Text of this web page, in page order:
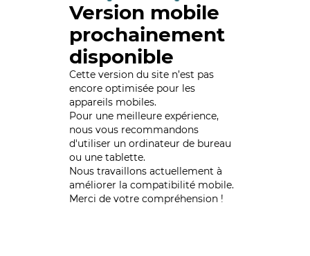
Version mobile
prochainement
disponible
Cette version du site n’est pas
encore optimisée pour les
appareils mobiles.
Pour une meilleure expérience,
nous vous recommandons
d'utiliser un ordinateur de bureau
ou une tablette.
Nous travaillons actuellement à
améliorer la compatibilité mobile.
Merci de votre compréhension !